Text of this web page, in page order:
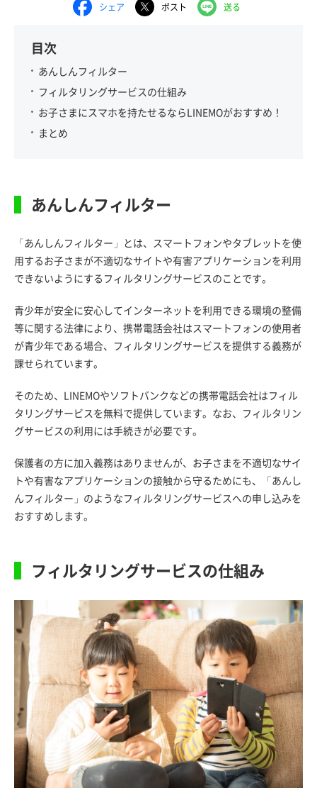
シェア ポスト 送る
目次
あんしんフィルター
フィルタリングサービスの仕組み
お子さまにスマホを持たせるならLINEMOがおすすめ！
まとめ
あんしんフィルター
「あんしんフィルター」とは、スマートフォンやタブレットを使
用するお子さまが不適切なサイトや有害アプリケーションを利用
できないようにするフィルタリングサービスのことです。
青少年が安全に安心してインターネットを利用できる環境の整備
等に関する法律により、携帯電話会社はスマートフォンの使用者
が青少年である場合、フィルタリングサービスを提供する義務が
課せられています。
そのため、LINEMOやソフトバンクなどの携帯電話会社はフィル
タリングサービスを無料で提供しています。なお、フィルタリン
グサービスの利用には手続きが必要です。
保護者の方に加入義務はありませんが、お子さまを不適切なサイ
トや有害なアプリケーションの接触から守るためにも、「あんし
んフィルター」のようなフィルタリングサービスへの申し込みを
おすすめします。
フィルタリングサービスの仕組み